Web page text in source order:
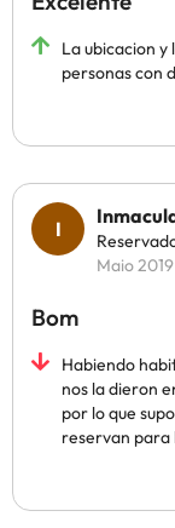
La ubicacion
personas con
Maio 2019
Bom
Habiendo
nos la dieron
por lo que
reservan para